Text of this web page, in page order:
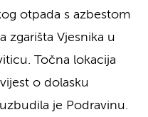
otpada s azbestom
zgarišta Vjesnika u
Točna lokacija
o dolasku
je Podravinu.